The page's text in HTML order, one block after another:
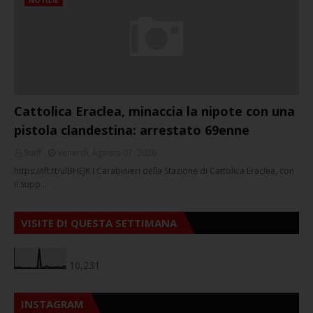
Cattolica Eraclea, minaccia la nipote con una
pistola clandestina: arrestato 69enne
https://ift.tt/ulBHEJK I Carabinieri della Stazione di Cattolica Eraclea, con
il supp…
VISITE DI QUESTA SETTIMANA
10,231
INSTAGRAM